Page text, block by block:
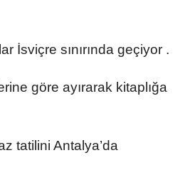
İsviçre sınırında geçiyor .
göre ayırarak kitaplığa
tatilini Antalya’da